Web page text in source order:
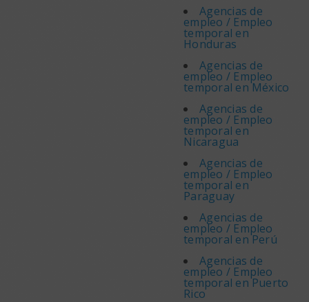
Agencias de
empleo / Empleo
temporal en
Honduras
Agencias de
empleo / Empleo
temporal en México
Agencias de
empleo / Empleo
temporal en
Nicaragua
Agencias de
empleo / Empleo
temporal en
Paraguay
Agencias de
empleo / Empleo
temporal en Perú
Agencias de
empleo / Empleo
temporal en Puerto
Rico